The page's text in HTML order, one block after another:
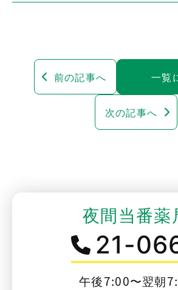
前の記事へ 一覧
次の記事へ
夜間当番薬
21-
午後7:00〜翌朝